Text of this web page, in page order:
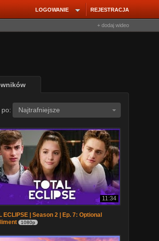
REJESTRACJA
LOGOWANIE
+ dodaj wideo
po: Najtrafniejsze
11:34
ECLIPSE | Season 2 | Ep. 7: Optional
1080p